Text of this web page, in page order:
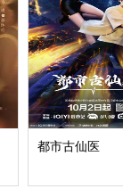
都市古仙医